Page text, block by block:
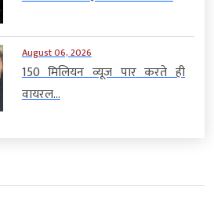
August 06, 2026
150 मिलियन व्यूज पार करते ही
वायरल...